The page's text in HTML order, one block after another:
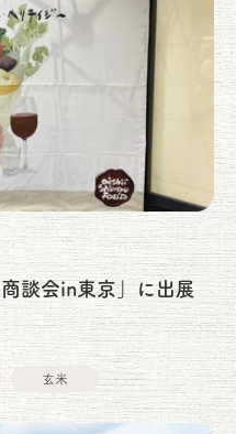
談会in東京」に出展
玄米